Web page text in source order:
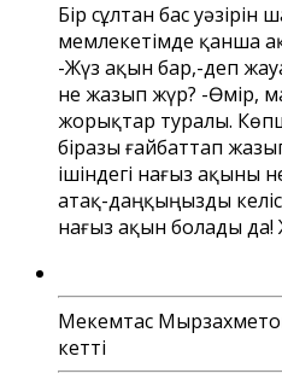
Бір сұлтан бас
мемлекетімде қанша
-Жүз ақын бар,-деп
не жазып жүр? -Өмір,
жорықтар туралы.
біразы ғайбаттап
ішіндегі нағыз ақыны
атақ-даңқыңызды
нағыз ақын болады
Мекемтас
кетті